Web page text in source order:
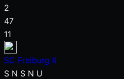
2
47
11
SC Freiburg II
S N S N U